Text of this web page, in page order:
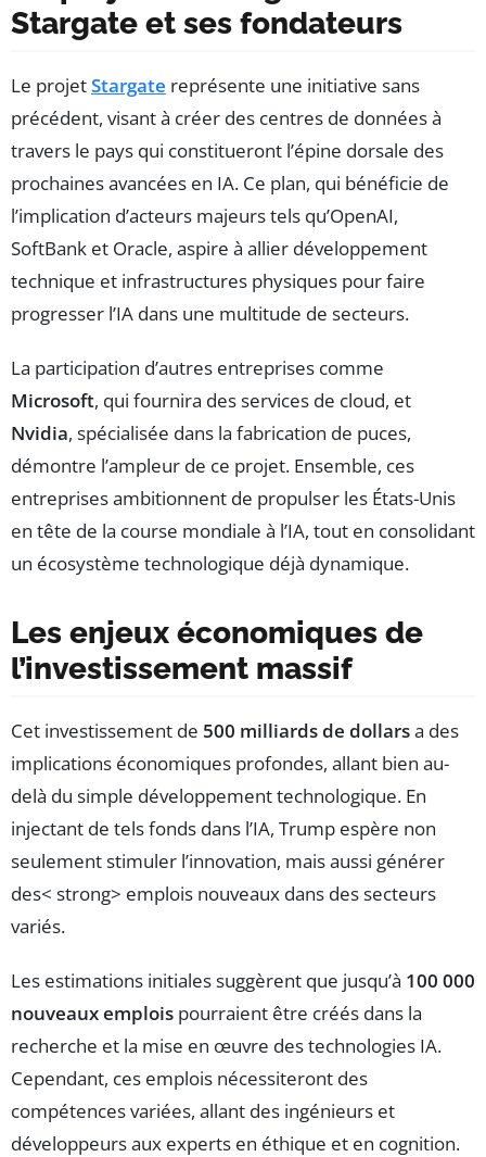
Stargate et ses fondateurs
Le projetStargate représente une initiative sans
précédent, visant à créer des centres de données à
travers le pays qui constitueront l’épine dorsale des
prochaines avancées en IA. Ce plan, qui bénéficie de
l’implication d’acteurs majeurs tels qu’OpenAI,
SoftBank et Oracle, aspire à allier développement
technique et infrastructures physiques pour faire
progresser l’IA dans une multitude de secteurs.
La participation d’autres entreprises comme
Microsoft, qui fournira des services de cloud, et
Nvidia, spécialisée dans la fabrication de puces,
démontre l’ampleur de ce projet. Ensemble, ces
entreprises ambitionnent de propulser les États-Unis
en tête de la course mondiale à l’IA, tout en consolidant
un écosystème technologique déjà dynamique.
Les enjeux économiques de
l’investissement massif
Cet investissement de 500 milliards de dollarsa des
implications économiques profondes, allant bien au-
delà du simple développement technologique. En
injectant de tels fonds dans l’IA, Trump espère non
seulement stimuler l’innovation, mais aussi générer
des< strong> emplois nouveaux dans des secteurs
variés.
Les estimations initiales suggèrent que jusqu’à 100 000
nouveaux emplois pourraient être créés dans la
recherche et la mise en œuvre des technologies IA.
Cependant, ces emplois nécessiteront des
compétences variées, allant des ingénieurs et
développeurs aux experts en éthique et en cognition.